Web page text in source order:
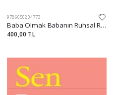
9786050204773
Baba Olmak Babanın Ruhsal Rehberi
400,00 TL